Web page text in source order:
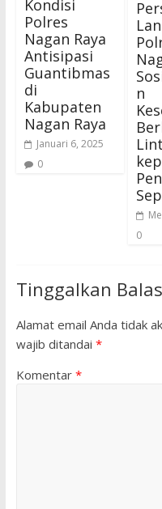
Kondisi
Polres
Nagan Raya
Antisipasi
Guantibmas
di
Kabupaten
Nagan Raya
Januari 6, 2025
0
n
0
Tinggalkan
Alamat email Anda tidak
wajib ditandai *
Komentar *